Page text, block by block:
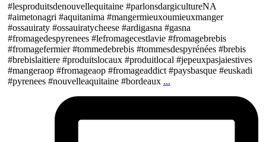
#lesproduitsdenouvellequitaine #parlonsdargicultureNA
#aimetonagri #aquitanima #mangermieuxoumieuxmanger
#ossauiraty #ossauiratycheese #ardigasna #gasna
#fromagedespyrenees #lefromagecestlavie #fromagebrebis
#fromagefermier #tommedebrebis #tommesdespyrénées #brebis
#brebislaitiere #produitslocaux #produitlocal #jepeuxpasjaiestives
#mangeraop #fromageaop #fromageaddict #paysbasque #euskadi
#pyrenees #nouvelleaquitaine #bordeaux ...